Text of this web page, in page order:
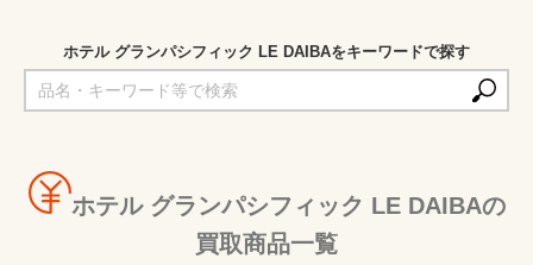
ホテル グランパシフィック LE DAIBAをキーワードで探す
ホテル グランパシフィック LE DAIBAの
買取商品一覧